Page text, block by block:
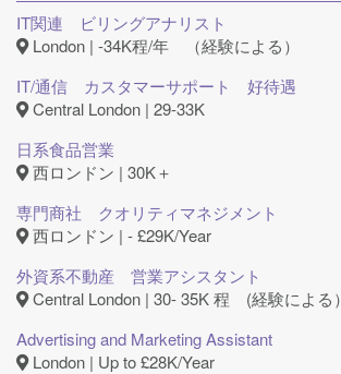
IT関連 ビリングアナリスト
London | -34K程/年 （経験による）
IT/通信 カスタマーサポート 好待遇
Central London | 29-33K
日系食品営業
西ロンドン | 30K＋
専門商社 クオリティマネジメント
西ロンドン | - £29K/Year
外資系不動産 営業アシスタント
Central London | 30- 35K 程 (経験による）
Advertising and Marketing Assistant
London | Up to £28K/Year